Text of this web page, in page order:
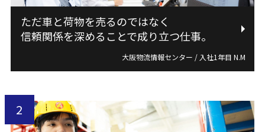
ただ車と荷物を売るのではなく
信頼関係を深めることで成り立つ仕事。
大阪物流情報センター / 入社1年目 N.M